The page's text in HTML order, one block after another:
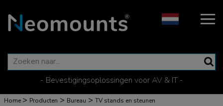
- Bevestigingsoplossingen voor AV & IT -
Home > Producten > Bureau > TV stands en steunen